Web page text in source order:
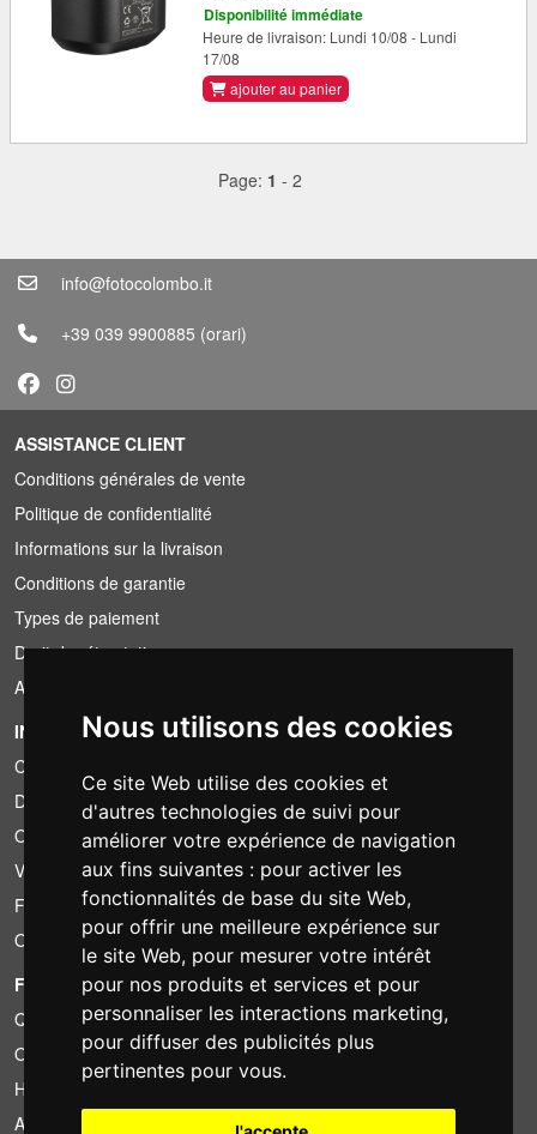
Nous utilisons des cookies
Ce site Web utilise des cookies et
d'autres technologies de suivi pour
améliorer votre expérience de navigation
aux fins suivantes : pour activer les
fonctionnalités de base du site Web,
pour offrir une meilleure expérience sur
le site Web, pour mesurer votre intérêt
pour nos produits et services et pour
personnaliser les interactions marketing,
pour diffuser des publicités plus
pertinentes pour vous.
Disponibilité immédiate
Heure de livraison: Lundi 10/08 - Lundi
17/08
ajouter au panier
Page: 1 - 2
info@fotocolombo.it
+39 039 9900885 (orari)
ASSISTANCE CLIENT
Conditions générales de vente
Politique de confidentialité
Informations sur la livraison
Conditions de garantie
Types de paiement
Droit de rétractation
Application de la TVA
INFORMATION
Conditions de location
Devis
Offre groupée
Vous avez trouvé moins cher?
Financement
Occasion
FOTOCOLOMBO.IT
Qui sommes-nous
Où nous trouver
Horaires d'ouverture
Avis sur Trovaprezzi